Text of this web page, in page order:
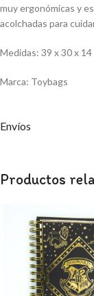
muy ergonómicas y
acolchadas para
Medidas: 39 x 30 x 14
Marca: Toybags
Envíos
Productos